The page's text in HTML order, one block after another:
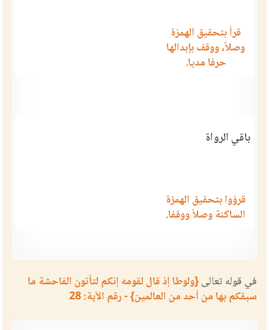
قرأ بتحقيق الهمزة
وصلاً، ووقف بإبدالها
حرفا مديا.
باقي الرواة
قرؤوا بتحقيق الهمزة
الساكنة وصلاً ووقفا.
في قوله تعالى{ولوطا إذ قال لقومه إنكم لتأتون الفاحشة ما
سبقكم بها من أحد من العالمين} - رقم الآية: 28